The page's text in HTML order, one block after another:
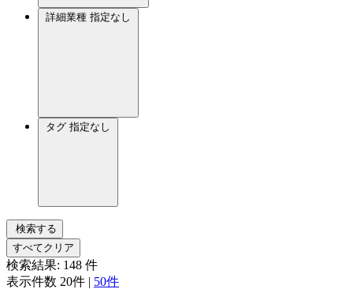
詳細業種 指定なし
タグ 指定なし
検索する
すべてクリア
検索結果: 148 件
表示件数 20件 | 50件